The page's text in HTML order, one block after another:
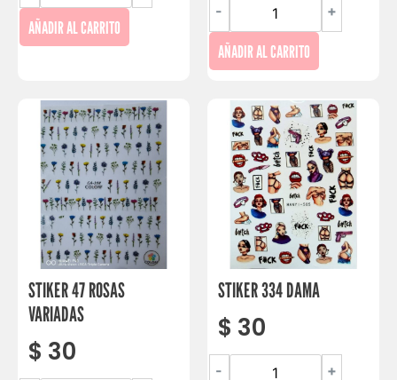
AÑADIR AL CARRITO
- +
AÑADIR AL CARRITO
STIKER 47 ROSAS
VARIADAS
$ 30
STIKER 334 DAMA
$ 30
- +